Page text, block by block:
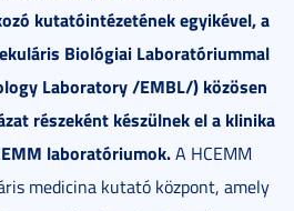
kutatóintézetének egyikével, a
Biológiai Laboratóriummal
Laboratory /EMBL/) közösen
részeként készülnek el a klinika
laboratóriumok.A HCEMM
medicina kutató központ, amely